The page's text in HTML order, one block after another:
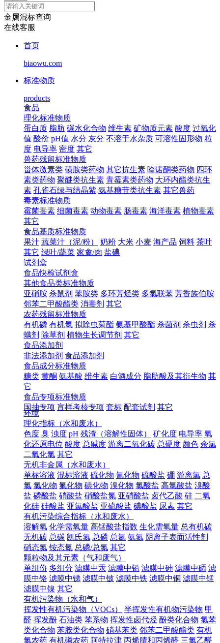
金属混标查询
在线客服
首页
biaowu.com
标准物质
products
食品
理化标准物质
蛋白质 脂肪 碳水化合物 维生素 矿物质元素 酸度 过氧化
值 酸价 pH值 水分 灰分 不溶于水杂质 可溶性固形物 粒
度 电导率 密度 其它
兽药残留标准物质
甾体激素类 磺胺类药物 其它抗生素 喹诺酮类药物 四环
素类药物 聚醚类抗生素 青霉素类药物 大环内酯类抗生
素 孔雀石绿与结晶紫 氨基糖苷类抗生素 其它兽药
毒素标准物质
霉菌毒素 细菌毒素 动物毒素 肠毒素 海洋毒素 植物毒素
其它
食品基质标准物质
果汁 蔬菜汁（泥/粉） 奶粉 大米 小麦 海产品 饲料 茶叶
其它 绿叶/蔬菜 家禽/肉 盐碘
试剂盒
食品快检试剂盒
其他食品类标准物质
亚硝胺 杀鼠剂 苯胺类 多环芳烃类 多氯联苯 芳香族伯胺
邻苯二甲酸酯类 消毒剂 其它
农药残留标准物质
有机磷 有机氯 拟除虫菊酯 氨基甲酸酯 杀菌剂 杀虫剂 杀
螨剂 除草剂 植物生长调节剂 其它
食品添加剂
非法添加剂 食品添加剂
食品成分标准物质
糖类 黄酮 氨基酸 维生素 白酒成分 脂肪酸及其衍生物 其
它
食品专项标准物质
国抽专项 盲样考核专项 套标 配套试剂 其它
环境
理化指标（水和废水）
色度 臭 浊度 pH 残渣（溶解性固体） 矿化度 电导率 氧
化还原电位 酸度 总碱度 游离二氧化碳 总硬度 颜色 余氯
二氧化氯 其它
无机非金属（水和废水）
单标溶液 混标溶液 硫化物 氰化物 硫酸盐 硼 游离氯 总
氯 氯化物 氟化物 碘化物 溴化物 氯酸盐 高氯酸盐 溴酸
盐 磷酸盐 硝酸盐 硝酸盐氮 亚硝酸盐 卤代乙酸 硅 二氧
化硅 硅酸盐 亚氯酸盐 亚硫酸盐 碘酸盐 尿素 其它
有机污染综合指标（水和废水）
溶解氧 化学需氧量 高锰酸盐指数 生化需氧量 总有机碳
无机碳 总碳 凯氏氮 总磷 总氮 氨氮 阴离子表面活性剂
硝态氮 铵态氮 总磷/总氮 其它
颗粒物及其元素（气和废气）
单组份 多组分 滤膜中汞 滤膜中铅 滤膜中砷 滤膜中硒 滤
膜中铬 滤膜中锑 滤膜中铍 滤膜中铁 滤膜中铜 滤膜中锰
滤膜中镍 其它
有机污染物（水和气）
挥发性有机污染物（VOCs）
半挥发性有机物污染物 甲
醛 挥发酚 石油类 苯系物 挥发性卤代烃 酚类化合物 氯苯
类化合物 苯胺类化合物 硝基苯类 邻苯二甲酸酯类 有机
氯农药 有机磷农药 阿特拉津 丙烯腈和丙烯醛 三氯乙醛